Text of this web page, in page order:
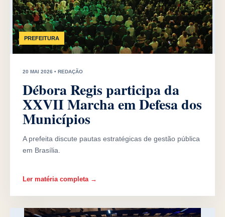
PREFEITURA
20 MAI 2026 • REDAÇÃO
Débora Regis participa da
XXVII Marcha em Defesa dos
Municípios
A prefeita discute pautas estratégicas de gestão pública
em Brasília.
Ler matéria completa →